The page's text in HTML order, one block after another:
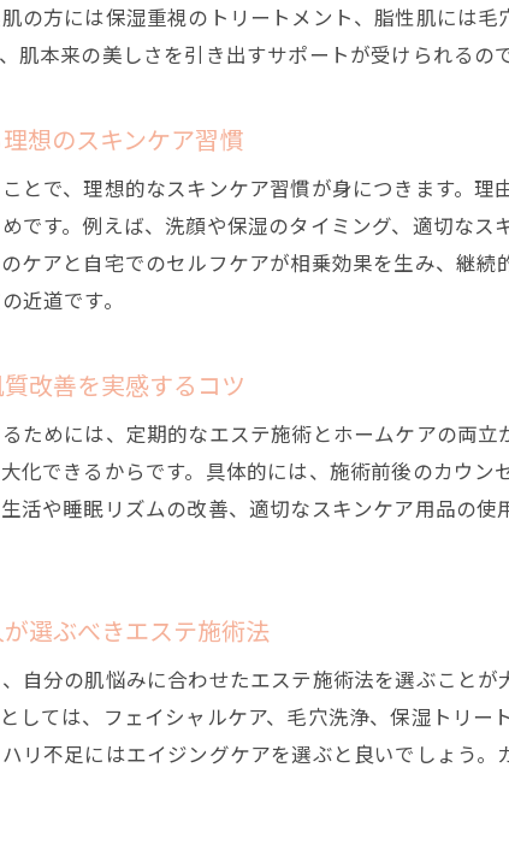
エステのカウ
エステ選びで
エステ施術の
自分に合うエ
美肌を叶える
エステ効果を
兵庫県で受け
エステ施術を通じ
エステで心と
の方には保湿重視のトリートメント、脂性肌には
肌本来の美しさを引き出すサポートが受けられるので
想のスキンケア習慣
とで、理想的なスキンケア習慣が身につきます。
です。例えば、洗顔や保湿のタイミング、適切な
ケアと自宅でのセルフケアが相乗効果を生み、継
近道です。
改善を実感するコツ
ためには、定期的なエステ施術とホームケアの両
化できるからです。具体的には、施術前後のカウ
活や睡眠リズムの改善、適切なスキンケア用品の
選ぶべきエステ施術法
自分の肌悩みに合わせたエステ施術法を選ぶこと
しては、フェイシャルケア、毛穴洗浄、保湿トリ
リ不足にはエイジングケアを選ぶと良いでしょう